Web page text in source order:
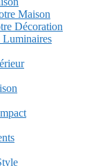
Maison
Décoration
Luminaires